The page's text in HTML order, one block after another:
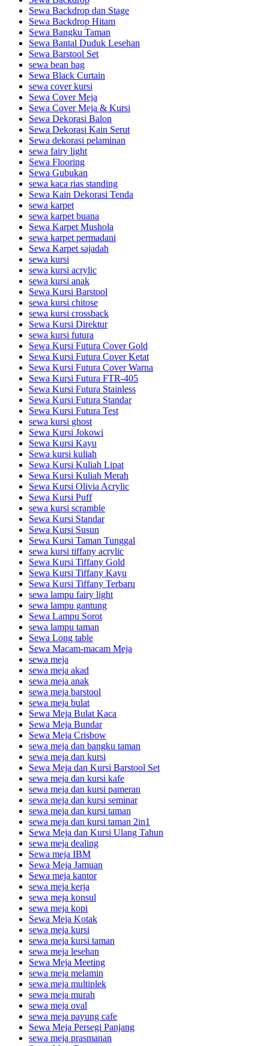
Sewa Backdrop dan Stage
Sewa Backdrop Hitam
Sewa Bangku Taman
Sewa Bantal Duduk Lesehan
Sewa Barstool Set
sewa bean bag
Sewa Black Curtain
sewa cover kursi
Sewa Cover Meja
Sewa Cover Meja & Kursi
Sewa Dekorasi Balon
Sewa Dekorasi Kain Serut
Sewa dekorasi pelaminan
sewa fairy light
Sewa Flooring
Sewa Gubukan
sewa kaca rias standing
Sewa Kain Dekorasi Tenda
sewa karpet
sewa karpet buana
Sewa Karpet Mushola
sewa karpet permadani
Sewa Karpet sajadah
sewa kursi
sewa kursi acrylic
sewa kursi anak
Sewa Kursi Barstool
sewa kursi chitose
sewa kursi crossback
Sewa Kursi Direktur
sewa kursi futura
Sewa Kursi Futura Cover Gold
Sewa Kursi Futura Cover Ketat
Sewa Kursi Futura Cover Warna
Sewa Kursi Futura FTR-405
Sewa Kursi Futura Stainless
Sewa Kursi Futura Standar
Sewa Kursi Futura Test
sewa kursi ghost
Sewa Kursi Jokowi
Sewa Kursi Kayu
Sewa kursi kuliah
Sewa Kursi Kuliah Lipat
Sewa Kursi Kuliah Merah
Sewa Kursi Olivia Acrylic
Sewa Kursi Puff
sewa kursi scramble
Sewa Kursi Standar
Sewa Kursi Susun
Sewa Kursi Taman Tunggal
sewa kursi tiffany acrylic
Sewa Kursi Tiffany Gold
Sewa Kursi Tiffany Kayu
Sewa Kursi Tiffany Terbaru
sewa lampu fairy light
sewa lampu gantung
Sewa Lampu Sorot
sewa lampu taman
Sewa Long table
Sewa Macam-macam Meja
sewa meja
sewa meja akad
sewa meja anak
sewa meja barstool
sewa meja bulat
Sewa Meja Bulat Kaca
Sewa Meja Bundar
Sewa Meja Crisbow
sewa meja dan bangku taman
sewa meja dan kursi
Sewa Meja dan Kursi Barstool Set
sewa meja dan kursi kafe
sewa meja dan kursi pameran
sewa meja dan kursi seminar
sewa meja dan kursi taman
sewa meja dan kursi taman 2in1
Sewa Meja dan Kursi Ulang Tahun
sewa meja dealing
Sewa meja IBM
Sewa Meja Jamuan
Sewa meja kantor
sewa meja kerja
sewa meja konsul
sewa meja kopi
Sewa Meja Kotak
sewa meja kursi
sewa meja kursi taman
sewa meja lesehan
Sewa Meja Meeting
sewa meja melamin
sewa meja multiplek
sewa meja murah
sewa meja oval
sewa meja payung cafe
Sewa Meja Persegi Panjang
sewa meja prasmanan